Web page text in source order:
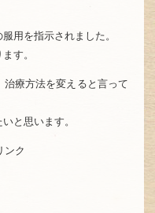
用を指示されました。
す。
療方法を変えると言って
と思います。
ンク